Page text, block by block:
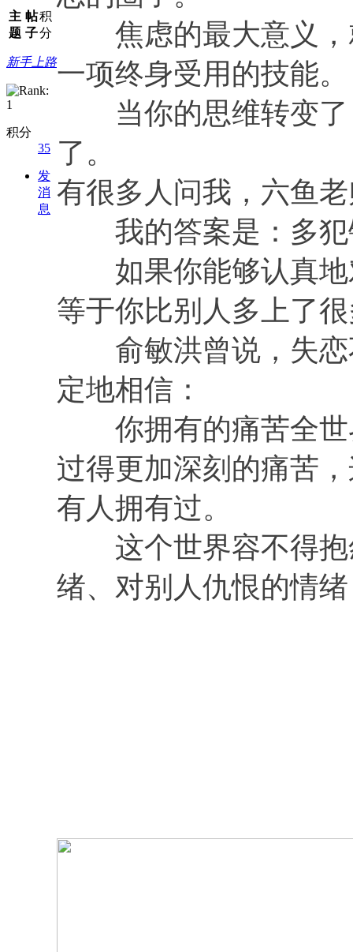
主
题
帖
子
积
分
新手上路
积分
35
发
消
息
焦虑的最大意义，
一项终身受用的技能。
当你的思维转变了
了。
有很多人问我，六鱼
我的答案是：多犯
如果你能够认真地
等于你比别人多上了
俞敏洪曾说，失恋
定地相信：
你拥有的痛苦全世
过得更加深刻的痛苦
有人拥有过。
这个世界容不得抱
绪、对别人仇恨的情